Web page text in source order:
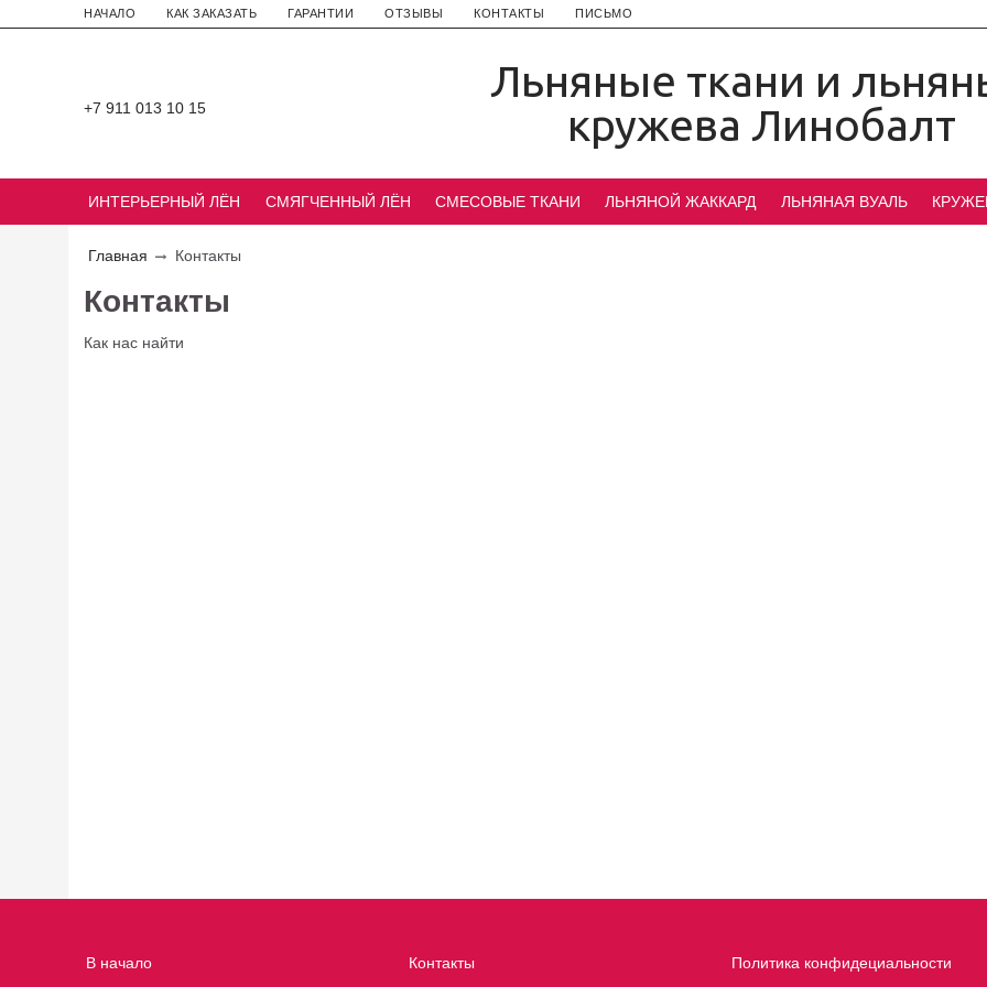
НАЧАЛО КАК ЗАКАЗАТЬ ГАРАНТИИ ОТЗЫВЫ КОНТАКТЫ ПИСЬМО
+7 911 013 10 15
Льняные ткани и
кружева Линобалт
ИНТЕРЬЕРНЫЙ ЛЁН СМЯГЧЕННЫЙ ЛЁН СМЕСОВЫЕ ТКАНИ ЛЬНЯНОЙ ЖАККАРД ЛЬНЯНАЯ ВУАЛЬ
Главная Контакты
Контакты
Как нас найти
В начало Контакты Политика конфидециальности